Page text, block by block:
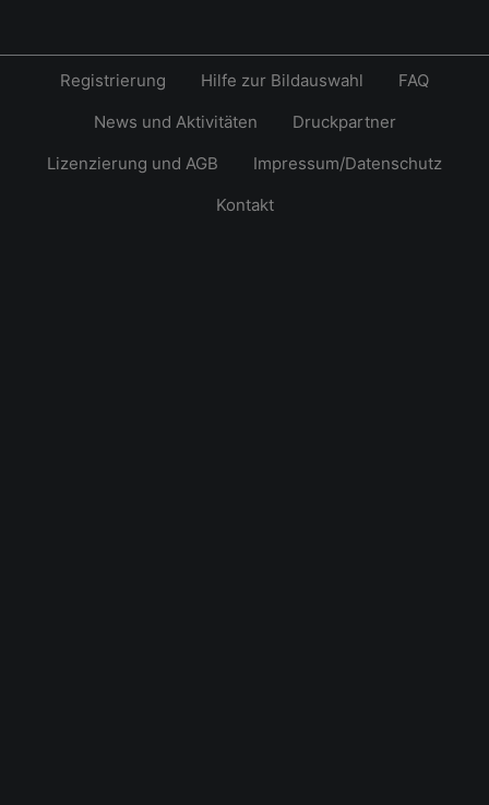
Registrierung Hilfe zur Bildauswahl
FAQ
News und Aktivitäten
Druckpartner
Lizenzierung und AGB
Impressum/Datenschutz
Kontakt